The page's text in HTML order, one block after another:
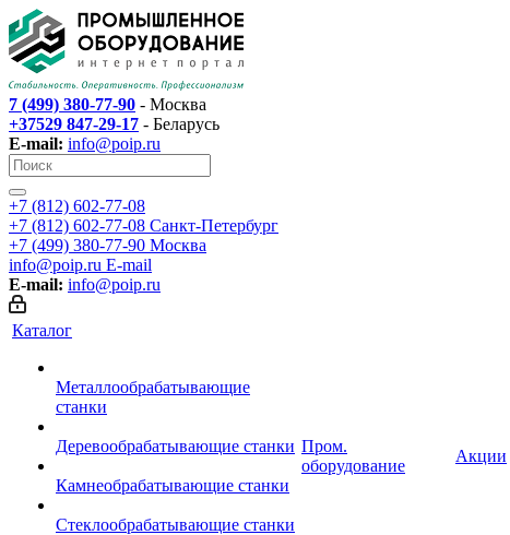
7 (499) 380-77-90 - Москва
+37529 847-29-17 - Беларусь
E-mail: info@poip.ru
+7 (812) 602-77-08
+7 (812) 602-77-08 Санкт-Петербург
+7 (499) 380-77-90 Москва
info@poip.ru E-mail
E-mail: info@poip.ru
Каталог
Металлообрабатывающие
станки
Деревообрабатывающие станки
Камнеобрабатывающие станки
Стеклообрабатывающие станки
Пром.
оборудование
Акции